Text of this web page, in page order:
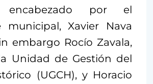
encabezado por el
municipal, Xavier Nava
embargo Rocío Zavala,
Unidad de Gestión del
(UGCH), y Horacio